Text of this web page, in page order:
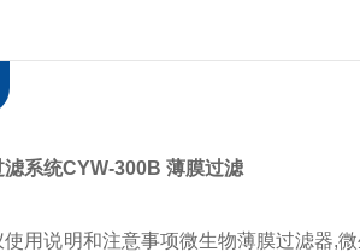
系统CYW-300B 薄膜过滤
用说明和注意事项微生物薄膜过滤器,